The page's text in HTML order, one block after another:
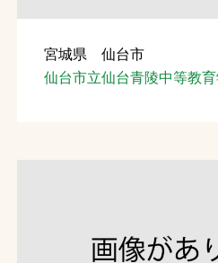
お問合せ
YouTube
宮城県 仙台市
仙台市立仙台青陵中等教